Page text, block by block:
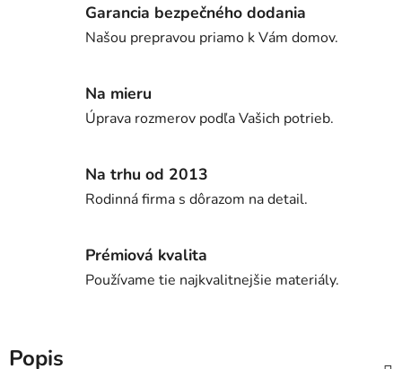
Garancia bezpečného dodania
Našou prepravou priamo k Vám domov.
Na mieru
Úprava rozmerov podľa Vašich potrieb.
Na trhu od 2013
Rodinná firma s dôrazom na detail.
Prémiová kvalita
Používame tie najkvalitnejšie materiály.
Popis